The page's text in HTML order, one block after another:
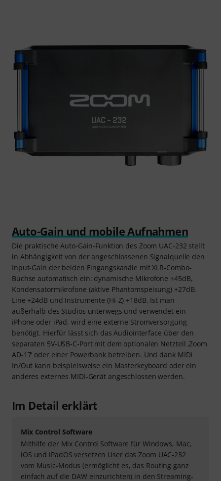
Auto-Gain und mobile Aufnahmen
Die praktische Auto-Gain-Funktion des Zoom UAC-232 stellt
in Abhängigkeit von der angeschlossenen Signalquelle den
Input-Gain der beiden Eingangskanäle mit XLR-Combo-
Buchse automatisch ein: dynamische Mikrofone +45dB,
Kondensatormikrofone (aktive Phantomspeisung) +27dB,
Line +24dB und Instrumente (Hi-Z) +18dB. Ist man
außerhalb des Studios unterwegs und verwendet ein
iPhone oder iPad, wird eine externe Stromversorgung
benötigt. Hierfür lässt sich das Audiointerface über den
separaten 5V-USB-C-Port mit dem optionalen Netzteil ‚Zoom
AD-17‘ oder einer Powerbank betreiben. Und dank MIDI
In/Out kann beispielsweise ein Masterkeyboard oder ein
anderes externes MIDI-Gerät angeschlossen werden.
Im Detail erklärt
Mix Control Software
Mithilfe der Mix Control Software für Windows, Mac,
iOS und iPadOS versetzen User das Zoom UAC-232
vom Music-Modus (ermöglicht es, das Routing ganz
einfach auf die DAW einzurichten) in den Streaming-